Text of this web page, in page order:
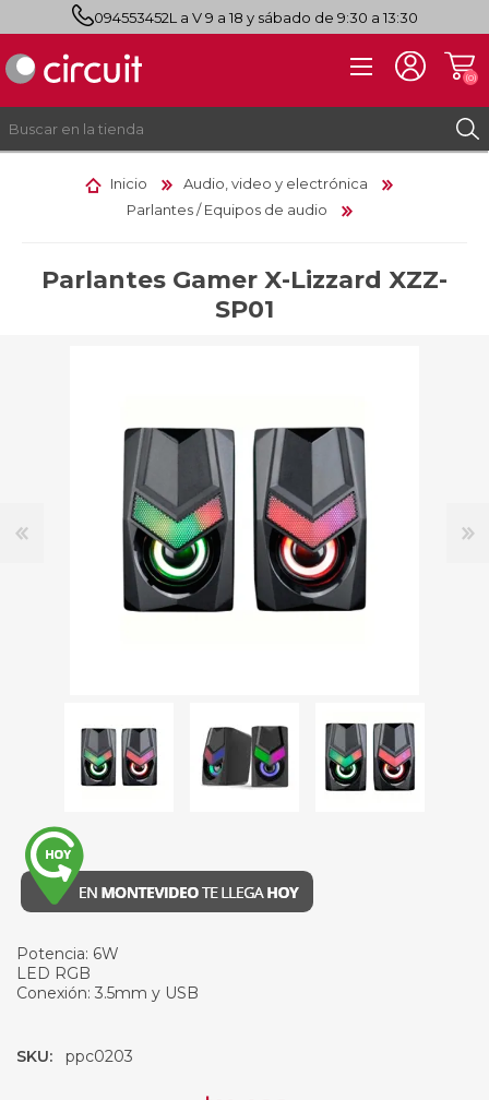
094553452L a V 9 a 18 y sábado de 9:30 a 13:30
(0)
Inicio
Audio, video y electrónica
Parlantes / Equipos de audio
Parlantes Gamer X-Lizzard XZZ-
SP01
Potencia: 6W
LED RGB
Conexión: 3.5mm y USB
SKU: ppc0203